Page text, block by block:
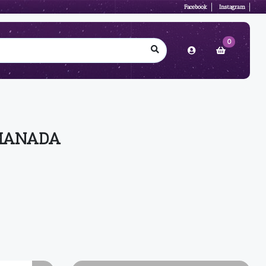
Facebook Instagram
0